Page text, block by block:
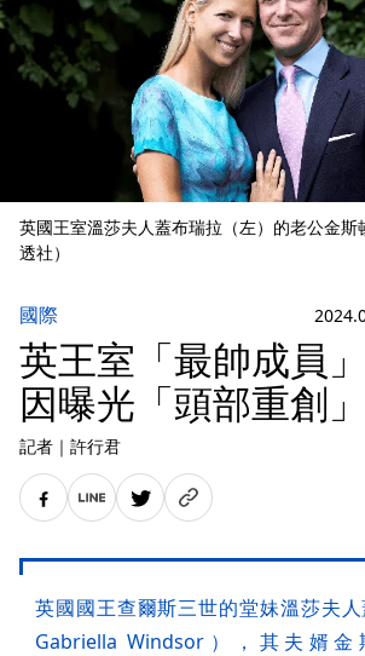
英國王室溫莎夫人蓋布瑞拉（左）的老公金斯
透社）
國際
英王室「最帥成員
因曝光「頭部重創
記者 ｜ 許行君
英國國王查爾斯三世的堂妹溫莎夫
Gabriella Windsor），其夫婿金